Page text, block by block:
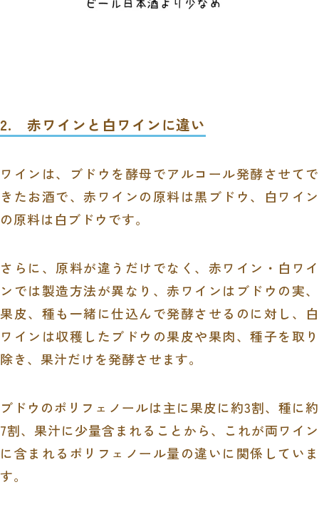
2. 赤ワインと白ワインに違い
ワインは、ブドウを酵母でアルコール発酵させてで
きたお酒で、赤ワインの原料は黒ブドウ、白ワイン
の原料は白ブドウです。
さらに、原料が違うだけでなく、赤ワイン・白ワイ
ンでは製造方法が異なり、赤ワインはブドウの実、
果皮、種も一緒に仕込んで発酵させるのに対し、白
ワインは収穫したブドウの果皮や果肉、種子を取り
除き、果汁だけを発酵させます。
ブドウのポリフェノールは主に果皮に約3割、種に約
7割、果汁に少量含まれることから、これが両ワイン
に含まれるポリフェノール量の違いに関係していま
す。